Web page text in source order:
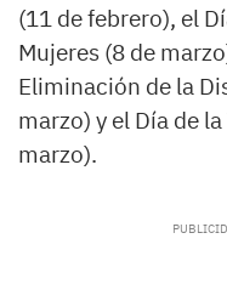
(11 de febrero), el
Mujeres (8 de
Eliminación de la
marzo) y el Día de
marzo).